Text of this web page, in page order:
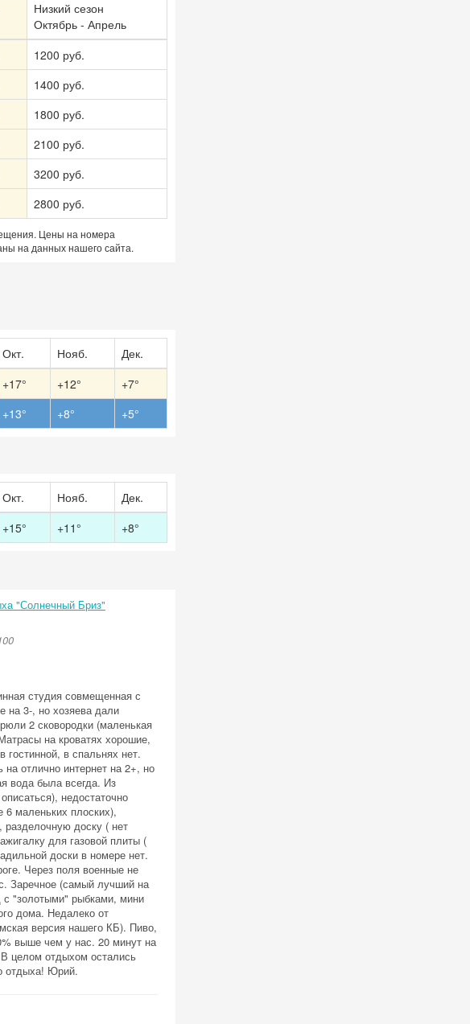
Низкий сезон
Октябрь - Апрель
1200 руб.
1400 руб.
1800 руб.
2100 руб.
3200 руб.
2800 руб.
Цены на номера
на данных нашего сайта.
Окт. Нояб.
Дек.
+17° +12°
+7°
+13° +8° +5°
Окт. Нояб.
Дек.
+15° +11° +8°
"Солнечный Бриз"
студия совмещенная с
на 3-, но хозяева дали
2 сковородки (маленькая
на кроватях хорошие,
в спальнях нет.
отлично интернет на 2+, но
вода была всегда. Из
недостаточно
6 маленьких плоских),
разделочную доску ( нет
для газовой плиты (
доски в номере нет.
Через поля военные не
Заречное (самый лучший на
с "золотыми" рыбками, мини
дома. Недалеко от
версия нашего КБ). Пиво,
выше чем у нас. 20 минут на
целом отдыхом остались
отдыха! Юрий.